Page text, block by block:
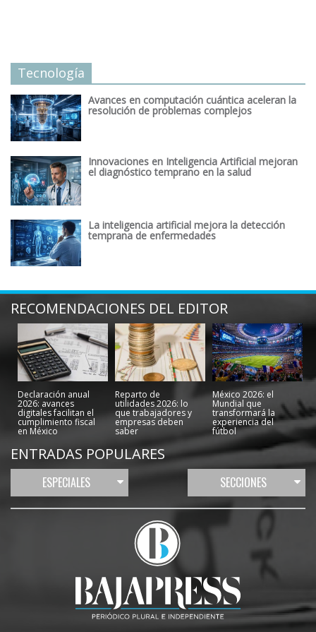
Tecnología
Avances en computación cuántica aceleran la
resolución de problemas complejos
Innovaciones en Inteligencia Artificial mejoran
el diagnóstico temprano en la salud
La inteligencia artificial mejora la detección
temprana de enfermedades
RECOMENDACIONES DEL EDITOR
Declaración anual
2026: avances
digitales facilitan el
cumplimiento fiscal
en México
Reparto de
utilidades 2026: lo
que trabajadores y
empresas deben
saber
México 2026: el
Mundial que
transformará la
experiencia del
fútbol
ENTRADAS POPULARES
ESPECIALES SECCIONES